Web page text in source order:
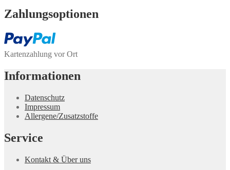
Zahlungs­optionen
Kartenzahlung vor Ort
Informationen
Datenschutz
Impressum
Allergene/Zusatzstoffe
Service
Kontakt & Über uns